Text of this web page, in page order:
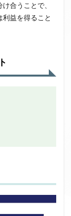
合うことで、
益を得ること